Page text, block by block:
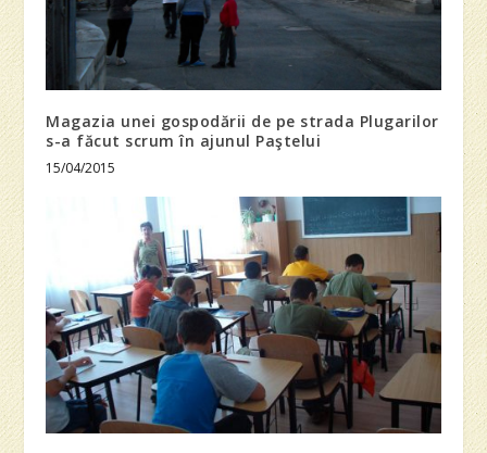
Magazia unei gospodării de pe strada Plugarilor
s-a făcut scrum în ajunul Paştelui
15/04/2015